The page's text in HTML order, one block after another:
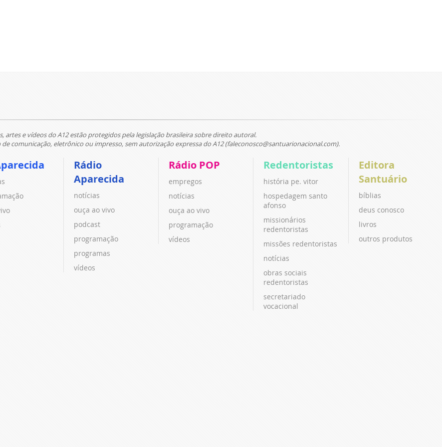
artes e vídeos do A12 estão protegidos pela legislação brasileira sobre direito autoral.
comunicação, eletrônico ou impresso, sem autorização expressa do A12 (faleconosco@santuarionacional.com).
Rádio
Aparecida
notícias
ouça ao vivo
podcast
programação
programas
vídeos
Rádio POP
empregos
notícias
ouça ao vivo
programação
vídeos
Redentoristas
história pe. vitor
hospedagem santo
afonso
missionários
redentoristas
missões redentoristas
notícias
obras sociais
redentoristas
secretariado
vocacional
Editora
Santuário
bíblias
deus conosco
livros
outros produtos